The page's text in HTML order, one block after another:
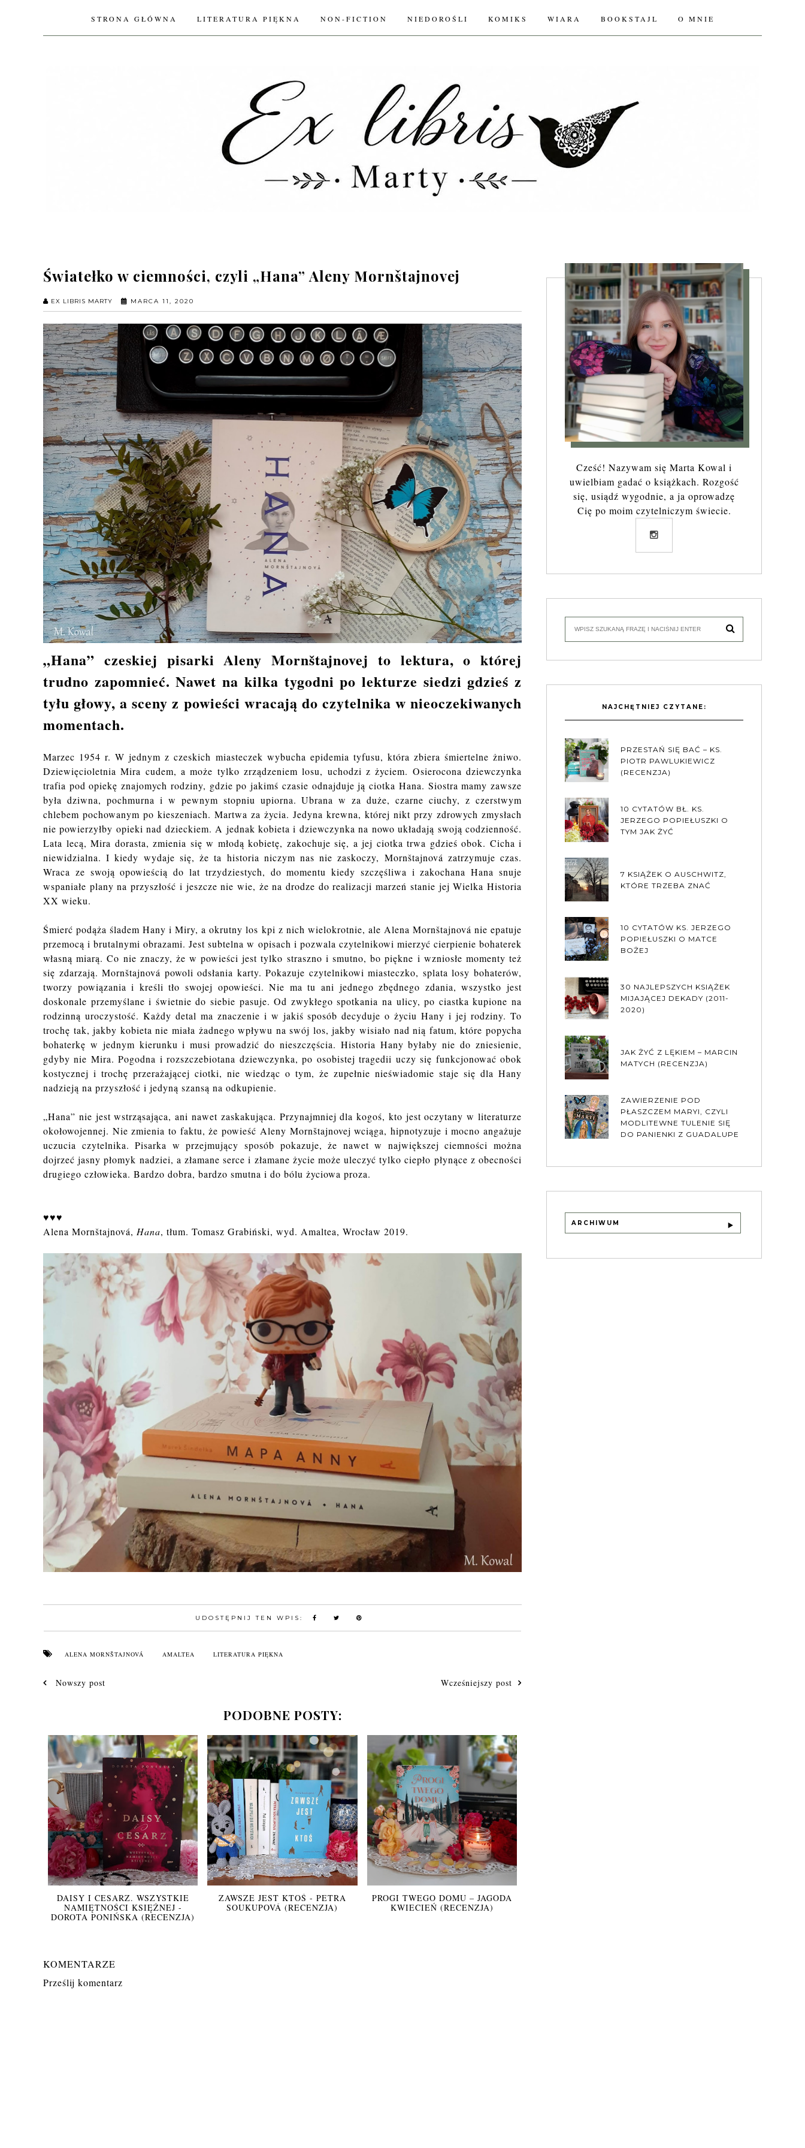
STRONA GŁÓWNA LITERATURA PIĘKNA NON-FICTION NIEDOROŚLI KOMIKS WIARA BOOKSTAJL O MNIE
Światełko w ciemności, czyli „Hana” Aleny Mornštajnovej
EX LIBRIS MARTY MARCA 11, 2020
„Hana” czeskiej pisarki Aleny Mornštajnovej to lektura, o której
trudno zapomnieć. Nawet na kilka tygodni po lekturze siedzi gdzieś z
tyłu głowy, a sceny z powieści wracają do czytelnika w nieoczekiwanych
momentach.
Marzec 1954 r. W jednym z czeskich miasteczek wybucha epidemia tyfusu, która zbiera śmiertelne żniwo.
Dziewięcioletnia Mira cudem, a może tylko zrządzeniem losu, uchodzi z życiem. Osierocona dziewczynka
trafia pod opiekę znajomych rodziny, gdzie po jakimś czasie odnajduje ją ciotka Hana. Siostra mamy zawsze
była dziwna, pochmurna i w pewnym stopniu upiorna. Ubrana w za duże, czarne ciuchy, z czerstwym
chlebem pochowanym po kieszeniach. Martwa za życia. Jedyna krewna, której nikt przy zdrowych zmysłach
nie powierzyłby opieki nad dzieckiem. A jednak kobieta i dziewczynka na nowo układają swoją codzienność.
Lata lecą, Mira dorasta, zmienia się w młodą kobietę, zakochuje się, a jej ciotka trwa gdzieś obok. Cicha i
niewidzialna. I kiedy wydaje się, że ta historia niczym nas nie zaskoczy, Mornštajnová zatrzymuje czas.
Wraca ze swoją opowieścią do lat trzydziestych, do momentu kiedy szczęśliwa i zakochana Hana snuje
wspaniałe plany na przyszłość i jeszcze nie wie, że na drodze do realizacji marzeń stanie jej Wielka Historia
XX wieku.
Śmierć podąża śladem Hany i Miry, a okrutny los kpi z nich wielokrotnie, ale Alena Mornštajnová nie epatuje
przemocą i brutalnymi obrazami. Jest subtelna w opisach i pozwala czytelnikowi mierzyć cierpienie bohaterek
własną miarą. Co nie znaczy, że w powieści jest tylko straszno i smutno, bo piękne i wzniosłe momenty też
się zdarzają. Mornštajnová powoli odsłania karty. Pokazuje czytelnikowi miasteczko, splata losy bohaterów,
tworzy powiązania i kreśli tło swojej opowieści. Nie ma tu ani jednego zbędnego zdania, wszystko jest
doskonale przemyślane i świetnie do siebie pasuje. Od zwykłego spotkania na ulicy, po ciastka kupione na
rodzinną uroczystość. Każdy detal ma znaczenie i w jakiś sposób decyduje o życiu Hany i jej rodziny. To
trochę tak, jakby kobieta nie miała żadnego wpływu na swój los, jakby wisiało nad nią fatum, które popycha
bohaterkę w jednym kierunku i musi prowadzić do nieszczęścia. Historia Hany byłaby nie do zniesienie,
gdyby nie Mira. Pogodna i rozszczebiotana dziewczynka, po osobistej tragedii uczy się funkcjonować obok
kostycznej i trochę przerażającej ciotki, nie wiedząc o tym, że zupełnie nieświadomie staje się dla Hany
nadzieją na przyszłość i jedyną szansą na odkupienie.
„Hana” nie jest wstrząsająca, ani nawet zaskakująca. Przynajmniej dla kogoś, kto jest oczytany w literaturze
okołowojennej. Nie zmienia to faktu, że powieść Aleny Mornštajnovej wciąga, hipnotyzuje i mocno angażuje
uczucia czytelnika. Pisarka w przejmujący sposób pokazuje, że nawet w największej ciemności można
dojrzeć jasny płomyk nadziei, a złamane serce i złamane życie może uleczyć tylko ciepło płynące z obecności
drugiego człowieka. Bardzo dobra, bardzo smutna i do bólu życiowa proza.
♥♥♥
Alena Mornštajnová, Hana, tłum. Tomasz Grabiński, wyd. Amaltea, Wrocław 2019.
UDOSTĘPNIJ TEN WPIS:
ALENA MORNŠTAJNOVÁ AMALTEA LITERATURA PIĘKNA
Nowszy post Wcześniejszy post
PODOBNE POSTY:
DAISY I CESARZ. WSZYSTKIE
NAMIĘTNOŚCI KSIĘŻNEJ -
DOROTA PONIŃSKA (RECENZJA)
ZAWSZE JEST KTOŚ - PETRA
SOUKUPOVÁ (RECENZJA)
PROGI TWEGO DOMU – JAGODA
KWIECIEŃ (RECENZJA)
KOMENTARZE
Prześlij komentarz
Cześć! Nazywam się Marta Kowal i
uwielbiam gadać o książkach. Rozgość
się, usiądź wygodnie, a ja oprowadzę
Cię po moim czytelniczym świecie.
NAJCHĘTNIEJ CZYTANE:
PRZESTAŃ SIĘ BAĆ – KS.
PIOTR PAWLUKIEWICZ
(RECENZJA)
10 CYTATÓW BŁ. KS.
JERZEGO POPIEŁUSZKI O
TYM JAK ŻYĆ
7 KSIĄŻEK O AUSCHWITZ,
KTÓRE TRZEBA ZNAĆ
10 CYTATÓW KS. JERZEGO
POPIEŁUSZKI O MATCE
BOŻEJ
30 NAJLEPSZYCH KSIĄŻEK
MIJAJĄCEJ DEKADY (2011-
2020)
JAK ŻYĆ Z LĘKIEM – MARCIN
MATYCH (RECENZJA)
ZAWIERZENIE POD
PŁASZCZEM MARYI, CZYLI
MODLITEWNE TULENIE SIĘ
DO PANIENKI Z GUADALUPE
ARCHIWUM